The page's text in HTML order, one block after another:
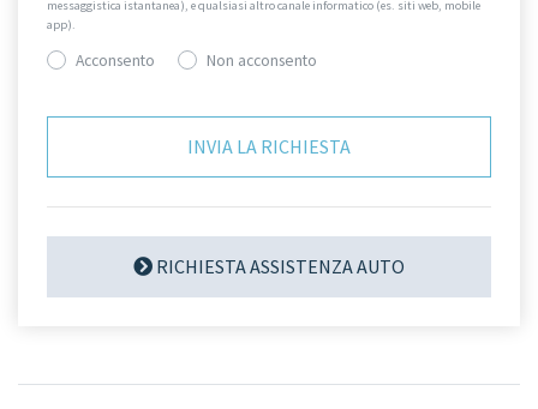
messaggistica istantanea), e qualsiasi altro canale informatico (es. siti web, mobile
app).
Acconsento Non acconsento
RICHIESTA ASSISTENZA AUTO